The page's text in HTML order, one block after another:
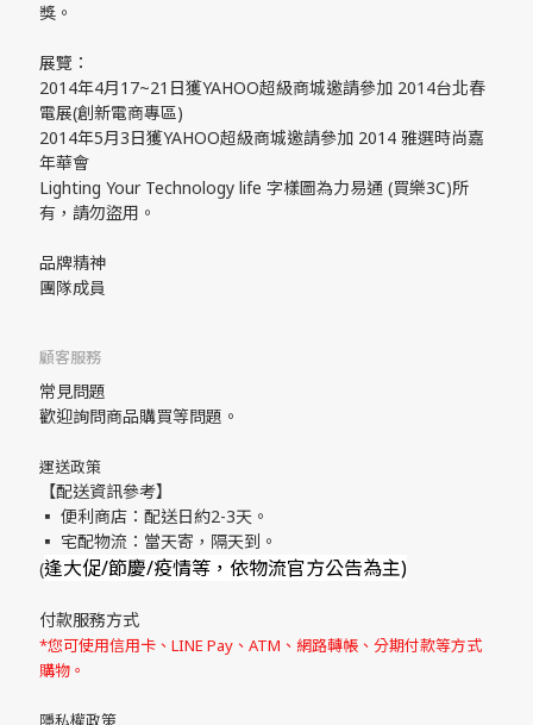
獎。
展覽：
2014年4月17~21日獲YAHOO超級商城邀請參加 2014台北春
電展(創新電商專區)
2014年5月3日獲YAHOO超級商城邀請參加 2014 雅選時尚嘉
年華會
Lighting Your Technology life 字樣圖為力易通 (買樂3C)所
有，請勿盜用。
品牌精神
團隊成員
顧客服務
常見問題
歡迎詢問商品購買等問題。
運送政策
【配送資訊參考】
▪ 便利商店：配送日約2-3天。
▪ 宅配物流：當天寄，隔天到。
(逢大促/節慶/疫情等，依物流官方公告為主)
付款服務方式
*您可使用信用卡、LINE Pay、ATM、網路轉帳、分期付款等方式
購物。
隱私權政策